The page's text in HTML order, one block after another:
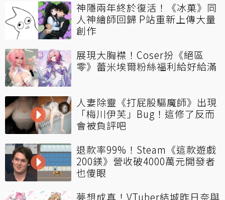
神隱兩年終於復活！《冰菓》同
人神繪師回歸 P站重新上傳大量
創作
展現大胸襟！Coser扮《絕區
零》蕾米埃爾粉絲福利給好給滿
人妻除靈《打屁股驅魔師》出現
「梅川伊芙」Bug！這修了反而
會被負評吧
退款率99%！Steam《這款遊戲
200鎂》營收破4000萬元開發者
也傻眼
夢想成真！VTuber結城昨日奈與